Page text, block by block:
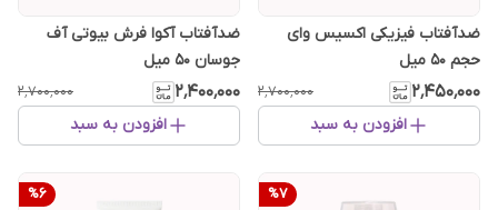
ضدآفتاب فیزیکی اکسیس وای
حجم 50 میل
۲٬۴۵۰٬۰۰۰ ۲٬۷۰۰٬۰۰۰
افزودن به سبد
ضدآفتاب آکوا فرش بیوتی آف
جوسان 50 میل
۲٬۴۰۰٬۰۰۰ ۲٬۷۰۰٬۰۰۰
افزودن به سبد
%7
%6